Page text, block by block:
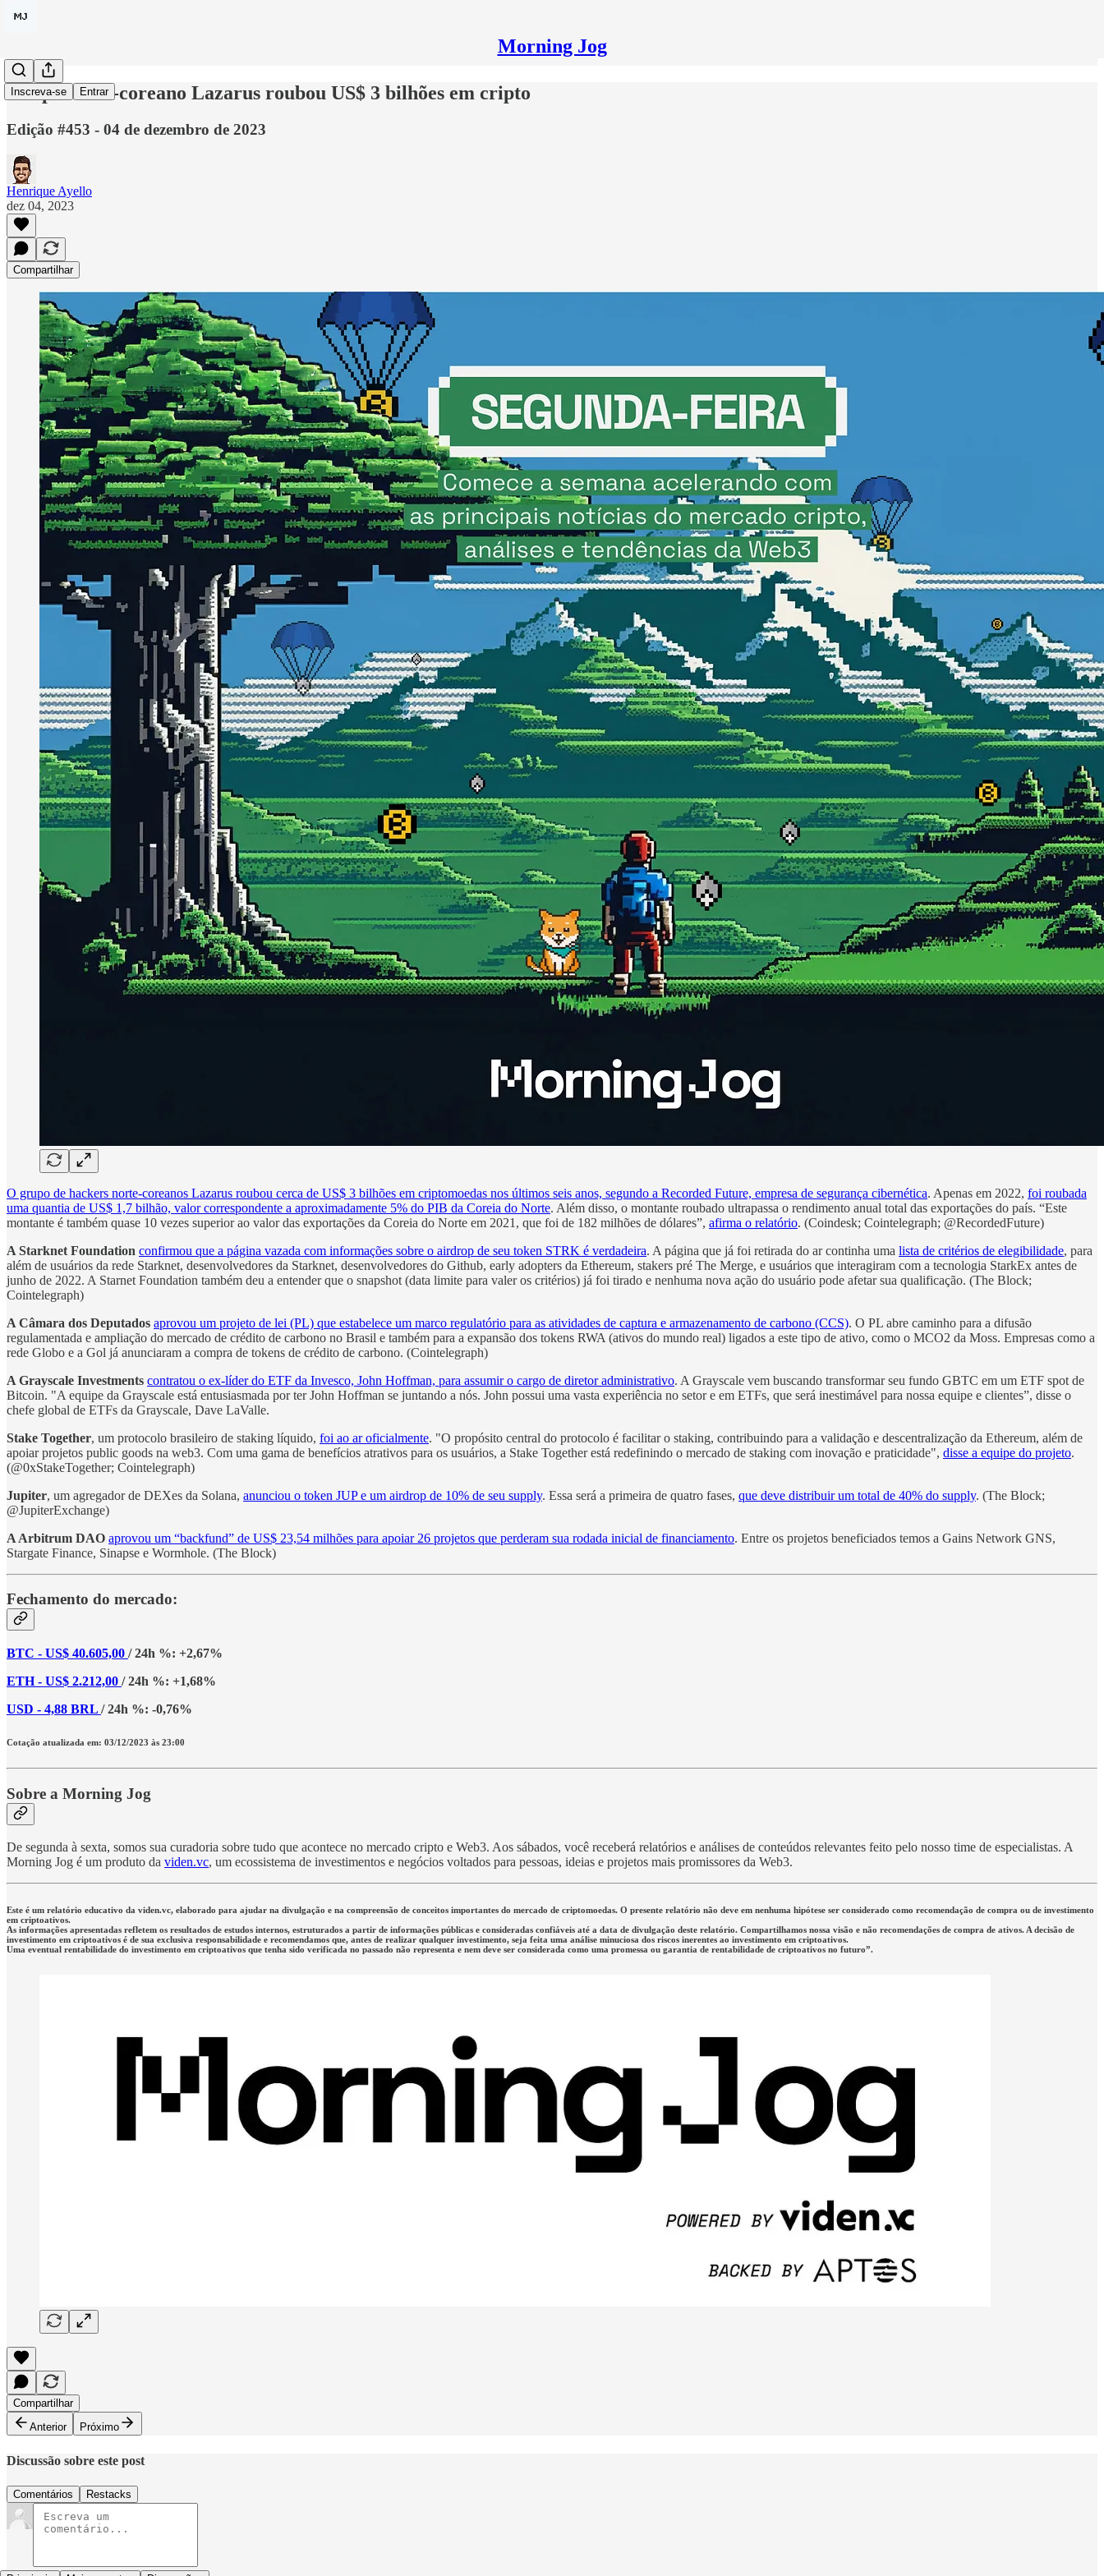
Morning Jog
Inscreva-se Entrar
Grupo norte-coreano Lazarus roubou US$ 3 bilhões em cripto
Edição #453 - 04 de dezembro de 2023
Henrique Ayello
dez 04, 2023
Compartilhar
O grupo de hackers norte-coreanos Lazarus roubou cerca de US$ 3 bilhões em criptomoedas nos últimos seis anos, segundo a Recorded Future, empresa de segurança cibernética. Apenas em 2022, foi roubada
uma quantia de US$ 1,7 bilhão, valor correspondente a aproximadamente 5% do PIB da Coreia do Norte. Além disso, o montante roubado ultrapassa o rendimento anual total das exportações do país. “Este
montante é também quase 10 vezes superior ao valor das exportações da Coreia do Norte em 2021, que foi de 182 milhões de dólares”, afirma o relatório. (Coindesk; Cointelegraph; @RecordedFuture)
A Starknet Foundation confirmou que a página vazada com informações sobre o airdrop de seu token STRK é verdadeira. A página que já foi retirada do ar continha uma lista de critérios de elegibilidade, para
além de usuários da rede Starknet, desenvolvedores da Starknet, desenvolvedores do Github, early adopters da Ethereum, stakers pré The Merge, e usuários que interagiram com a tecnologia StarkEx antes de
junho de 2022. A Starnet Foundation também deu a entender que o snapshot (data limite para valer os critérios) já foi tirado e nenhuma nova ação do usuário pode afetar sua qualificação. (The Block;
Cointelegraph)
A Câmara dos Deputados aprovou um projeto de lei (PL) que estabelece um marco regulatório para as atividades de captura e armazenamento de carbono (CCS). O PL abre caminho para a difusão
regulamentada e ampliação do mercado de crédito de carbono no Brasil e também para a expansão dos tokens RWA (ativos do mundo real) ligados a este tipo de ativo, como o MCO2 da Moss. Empresas como a
rede Globo e a Gol já anunciaram a compra de tokens de crédito de carbono. (Cointelegraph)
A Grayscale Investments contratou o ex-líder do ETF da Invesco, John Hoffman, para assumir o cargo de diretor administrativo. A Grayscale vem buscando transformar seu fundo GBTC em um ETF spot de
Bitcoin. "A equipe da Grayscale está entusiasmada por ter John Hoffman se juntando a nós. John possui uma vasta experiência no setor e em ETFs, que será inestimável para nossa equipe e clientes”, disse o
chefe global de ETFs da Grayscale, Dave LaValle.
Stake Together, um protocolo brasileiro de staking líquido, foi ao ar oficialmente. "O propósito central do protocolo é facilitar o staking, contribuindo para a validação e descentralização da Ethereum, além de
apoiar projetos public goods na web3. Com uma gama de benefícios atrativos para os usuários, a Stake Together está redefinindo o mercado de staking com inovação e praticidade", disse a equipe do projeto.
(@0xStakeTogether; Cointelegraph)
Jupiter, um agregador de DEXes da Solana, anunciou o token JUP e um airdrop de 10% de seu supply. Essa será a primeira de quatro fases, que deve distribuir um total de 40% do supply. (The Block;
@JupiterExchange)
A Arbitrum DAO aprovou um “backfund” de US$ 23,54 milhões para apoiar 26 projetos que perderam sua rodada inicial de financiamento. Entre os projetos beneficiados temos a Gains Network GNS,
Stargate Finance, Sinapse e Wormhole. (The Block)
Fechamento do mercado:
BTC - US$ 40.605,00 / 24h %: +2,67%
ETH - US$ 2.212,00 / 24h %: +1,68%
USD - 4,88 BRL / 24h %: -0,76%
Cotação atualizada em: 03/12/2023 às 23:00
Sobre a Morning Jog
De segunda à sexta, somos sua curadoria sobre tudo que acontece no mercado cripto e Web3. Aos sábados, você receberá relatórios e análises de conteúdos relevantes feito pelo nosso time de especialistas. A
Morning Jog é um produto da viden.vc, um ecossistema de investimentos e negócios voltados para pessoas, ideias e projetos mais promissores da Web3.
Este é um relatório educativo da viden.vc, elaborado para ajudar na divulgação e na compreensão de conceitos importantes do mercado de criptomoedas. O presente relatório não deve em nenhuma hipótese ser considerado como recomendação de compra ou de investimento
em criptoativos.
As informações apresentadas refletem os resultados de estudos internos, estruturados a partir de informações públicas e consideradas confiáveis até a data de divulgação deste relatório. Compartilhamos nossa visão e não recomendações de compra de ativos. A decisão de
investimento em criptoativos é de sua exclusiva responsabilidade e recomendamos que, antes de realizar qualquer investimento, seja feita uma análise minuciosa dos riscos inerentes ao investimento em criptoativos.
Uma eventual rentabilidade do investimento em criptoativos que tenha sido verificada no passado não representa e nem deve ser considerada como uma promessa ou garantia de rentabilidade de criptoativos no futuro”.
Compartilhar
Anterior
Próximo
Discussão sobre este post
Comentários Restacks